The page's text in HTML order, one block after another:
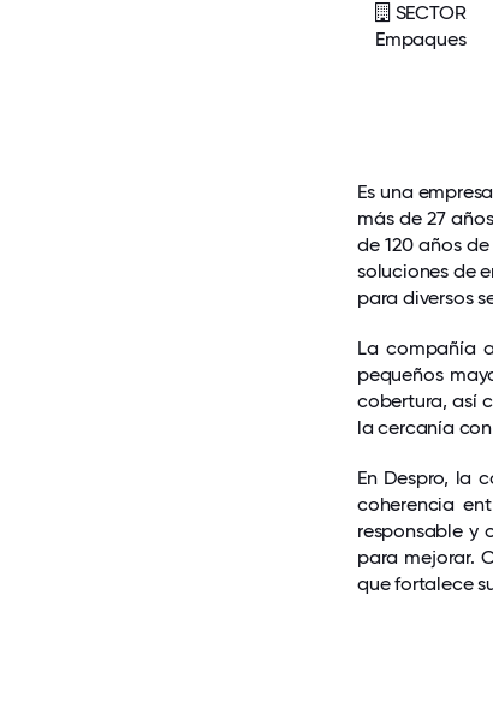
SECTOR
Empaques
Es una
más de 27
de 120 años
soluciones de
para diversos
La compañía
pequeños
cobertura, así
la cercanía
En Despro, la
coherencia
responsable y
para mejorar.
que fortalece